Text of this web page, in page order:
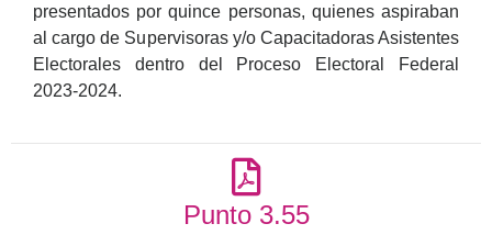
presentados por quince personas, quienes aspiraban
al cargo de Supervisoras y/o Capacitadoras Asistentes
Electorales dentro del Proceso Electoral Federal
2023-2024.
Punto 3.55